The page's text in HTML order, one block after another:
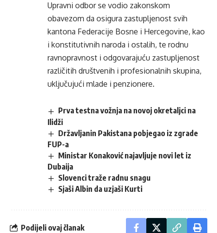
Upravni odbor se vodio zakonskom
obavezom da osigura zastupljenost svih
kantona Federacije Bosne i Hercegovine, kao
i konstitutivnih naroda i ostalih, te rodnu
ravnopravnost i odgovarajuću zastupljenost
različitih društvenih i profesionalnih skupina,
uključujući mlade i penzionere.
Prva testna vožnja na novoj okretaljci na
Ilidži
Državljanin Pakistana pobjegao iz zgrade
FUP-a
Ministar Konaković najavljuje novi let iz
Dubaija
Slovenci traže radnu snagu
Sjaši Albin da uzjaši Kurti
Podijeli ovaj članak